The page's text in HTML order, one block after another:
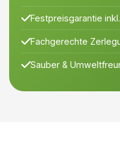
Festpreisgarantie
Fachgerechte
Sauber &